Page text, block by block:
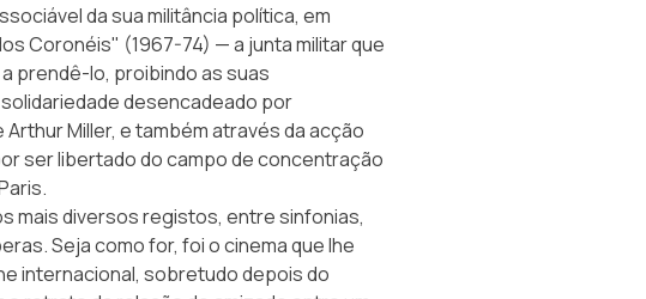
da sua militância política, em
Coronéis" (1967-74) — a junta militar que
prendê-lo, proibindo as suas
desencadeado por
Miller, e também através da acção
ser libertado do campo de concentração
mais diversos registos, entre sinfonias,
Seja como for, foi o cinema que lhe
internacional, sobretudo depois do